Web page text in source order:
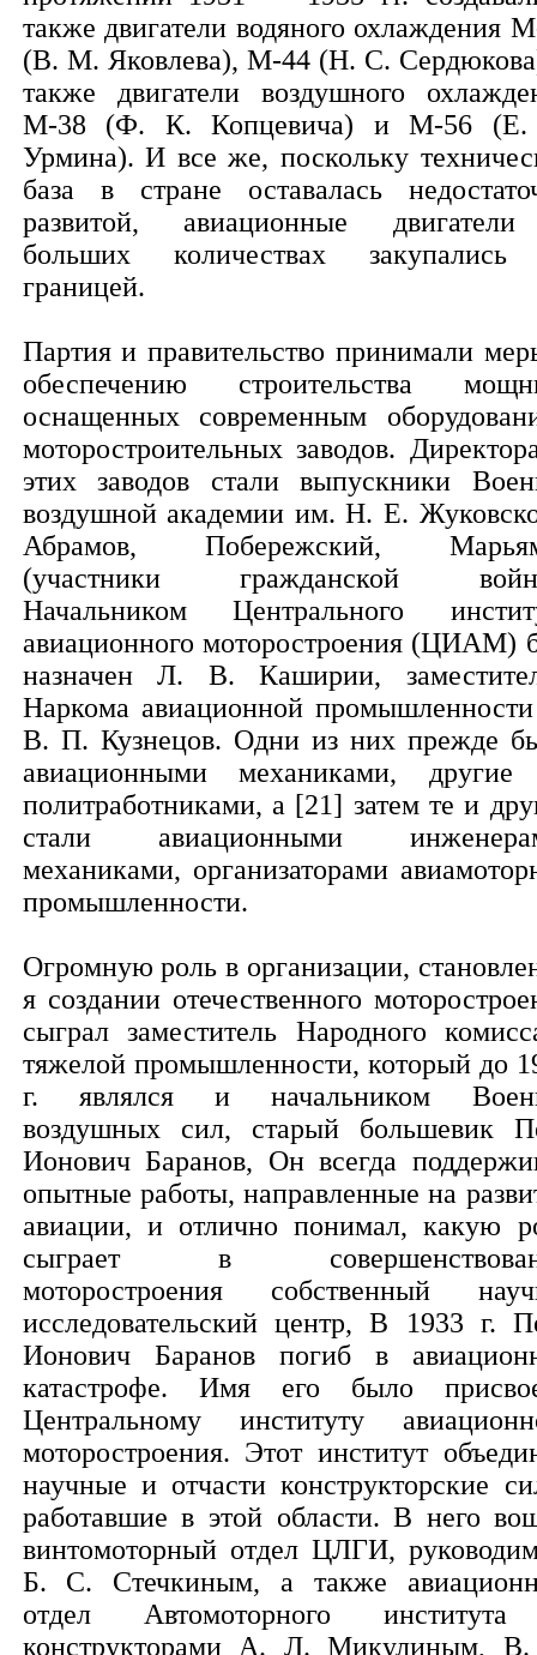
также двигатели водяного охлаждения
(В. М. Яковлева), М-44 (Н. С.
также двигатели воздушного
М-38 (Ф. К. Копцевича) и М-56
Урмина). И все же, поскольку
база в стране оставалась
развитой, авиационные
больших количествах закупались
границей.
Партия и правительство принимали
обеспечению строительства
оснащенных современным
моторостроительных заводов.
этих заводов стали выпускники
воздушной академии им. Н. Е.
Абрамов, Побережский,
(участники гражданской
Начальником Центрального
авиационного моторостроения (ЦИАМ)
назначен Л. В. Каширии,
Наркома авиационной
В. П. Кузнецов. Одни из них прежде
авиационными механиками,
политработниками, а [21] затем те и
стали авиационными
механиками, организаторами
промышленности.
Огромную роль в организации,
я создании отечественного
сыграл заместитель Народного
тяжелой промышленности, который до
г. являлся и начальником
воздушных сил, старый большевик
Ионович Баранов, Он всегда
опытные работы, направленные на
авиации, и отлично понимал, какую
сыграет в
моторостроения собственный
исследовательский центр, В 1933 г.
Ионович Баранов погиб в
катастрофе. Имя его было
Центральному институту
моторостроения. Этот институт
научные и отчасти конструкторские
работавшие в этой области. В него
винтомоторный отдел ЦЛГИ,
Б. С. Стечкиным, а также
отдел Автомоторного
конструкторами А. Л. Микулиным,